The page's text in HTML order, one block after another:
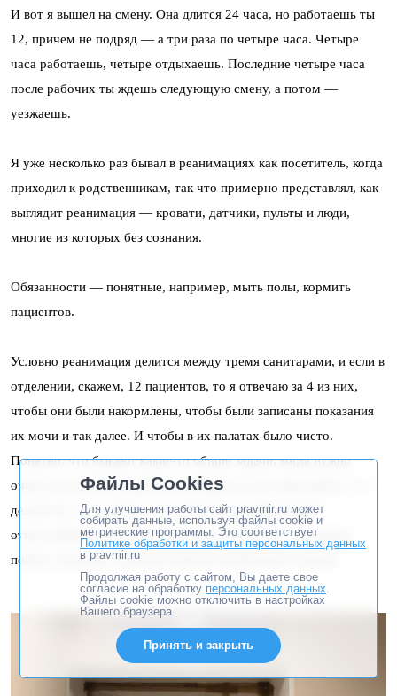
И вот я вышел на смену. Она длится 24 часа, но работаешь ты
12, причем не подряд — а три раза по четыре часа. Четыре
часа работаешь, четыре отдыхаешь. Последние четыре часа
после рабочих ты ждешь следующую смену, а потом —
уезжаешь.
Я уже несколько раз бывал в реанимациях как посетитель, когда
приходил к родственникам, так что примерно представлял, как
выглядит реанимация — кровати, датчики, пульты и люди,
многие из которых без сознания.
Обязанности — понятные, например, мыть полы, кормить
пациентов.
Условно реанимация делится между тремя санитарами, и если в
отделении, скажем, 12 пациентов, то я отвечаю за 4 из них,
чтобы они были накормлены, чтобы были записаны показания
их мочи и так далее. И чтобы в их палатах было чисто.
Понятно, что бывают какие-то общие задачи, когда нужно
очень массивного пациента перевернуть или переложить, это
делают все. А в целом — ты следишь за своей зоной
ответственности. Если помыл полы, все чисто, то можешь
пойти и порезать половые тряпки из войлочного рулона.
Файлы Cookies
Для улучшения работы сайт pravmir.ru может
собирать данные, используя файлы cookie и
метрические программы. Это соответствует
Политике обработки и защиты персональных данных
в pravmir.ru
Продолжая работу с сайтом, Вы даете свое
согласие на обработку персональных данных.
Файлы cookie можно отключить в настройках
Вашего браузера.
Принять и закрыть